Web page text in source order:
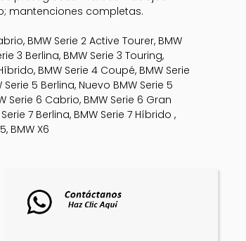
mantenciones completas.
BMW Serie 2 Active Tourer, BMW
3 Berlina, BMW Serie 3 Touring,
BMW Serie 4 Coupé, BMW Serie
5 Berlina, Nuevo BMW Serie 5
Serie 6 Cabrio, BMW Serie 6 Gran
7 Berlina, BMW Serie 7 Híbrido ,
BMW X6